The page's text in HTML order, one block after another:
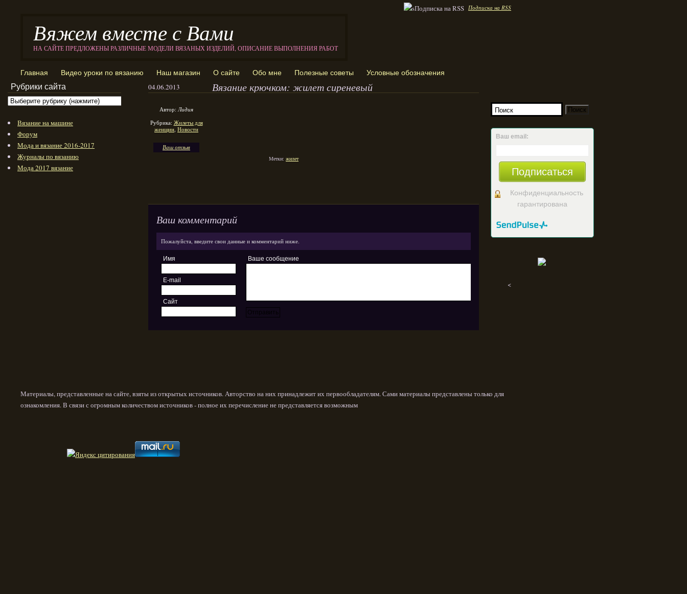
Подписка на RSS
Вяжем вместе с Вами
НА САЙТЕ ПРЕДЛОЖЕНЫ РАЗЛИЧНЫЕ МОДЕЛИ ВЯЗАНЫХ ИЗДЕЛИЙ, ОПИСАНИЕ ВЫПОЛНЕНИЯ РАБОТ
Главная Видео уроки по вязанию Наш магазин О сайте Обо мне Полезные советы Условные обозначения
04.06.2013 Вязание крючком: жилет сиреневый
Автор:Лидия
Рубрика: Жилеты для
женщин, Новости
Ваш отзыв
Метки: жилет
Ваш комментарий
Пожалуйста, введите свои данные и комментарий ниже.
Имя
E-mail
Сайт
Ваше сообщение
Ваш email:
Подписаться
Конфиденциальность
гарантирована
<
Рубрики сайта
Вязание на машине
Форум
Мода и вязание 2016-2017
Журналы по вязанию
Мода 2017 вязание
Материалы, представленные на сайте, взяты из открытых источников. Авторство на них принадлежит их первообладателям. Сами материалы представлены только для
ознакомления. В связи с огромным количеством источников - полное их перечисление не представляется возможным